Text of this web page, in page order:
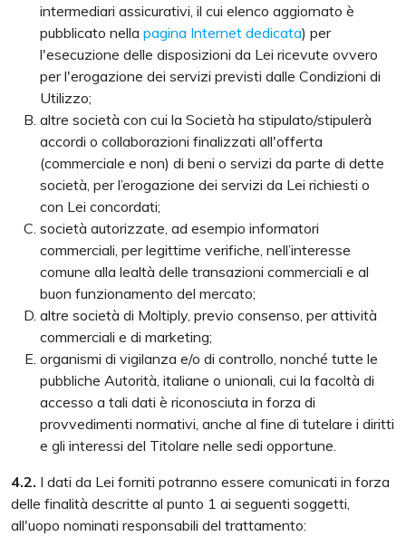
intermediari assicurativi, il cui elenco aggiornato è
pubblicato nella pagina Internet dedicata) per
l'esecuzione delle disposizioni da Lei ricevute ovvero
per l'erogazione dei servizi previsti dalle Condizioni di
Utilizzo;
altre società con cui la Società ha stipulato/stipulerà
accordi o collaborazioni finalizzati all'offerta
(commerciale e non) di beni o servizi da parte di dette
società, per l’erogazione dei servizi da Lei richiesti o
con Lei concordati;
società autorizzate, ad esempio informatori
commerciali, per legittime verifiche, nell’interesse
comune alla lealtà delle transazioni commerciali e al
buon funzionamento del mercato;
altre società di Moltiply, previo consenso, per attività
commerciali e di marketing;
organismi di vigilanza e/o di controllo, nonché tutte le
pubbliche Autorità, italiane o unionali, cui la facoltà di
accesso a tali dati è riconosciuta in forza di
provvedimenti normativi, anche al fine di tutelare i diritti
e gli interessi del Titolare nelle sedi opportune.
4.2. I dati da Lei forniti potranno essere comunicati in forza
delle finalità descritte al punto 1 ai seguenti soggetti,
all'uopo nominati responsabili del trattamento: